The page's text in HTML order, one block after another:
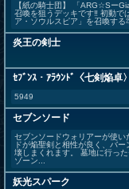
【紙の騎士団】 「ARG☆Sー
召喚を狙うデッキです‼︎ 初動で
ア・ソウルスピア」を召喚す
炎王の剣士
ｾﾌﾞﾝｽ・ｱﾗｳﾝﾄﾞ〈七剣焔卓〉
5949
セブンソード
セブンソードウォリアーが使
ドが焔聖剣と相性が良く、バ
壊しまくれます。 墓地に行っ
ゾーン...
妖光スパーク